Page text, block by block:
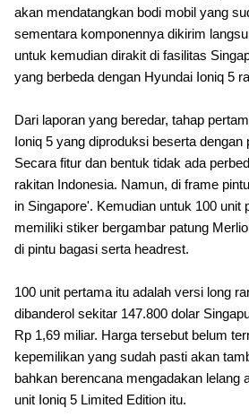
akan mendatangkan bodi mobil yang
sementara komponennya dikirim
untuk kemudian dirakit di fasilitas
yang berbeda dengan Hyundai Ioniq 5
Dari laporan yang beredar, tahap
Ioniq 5 yang diproduksi beserta
Secara fitur dan bentuk tidak ada
rakitan Indonesia. Namun, di frame
in Singapore'. Kemudian untuk 100 unit
memiliki stiker bergambar patung
di pintu bagasi serta headrest.
100 unit pertama itu adalah versi long
dibanderol sekitar 147.800 dolar
Rp 1,69 miliar. Harga tersebut belum
kepemilikan yang sudah pasti akan
bahkan berencana mengadakan lelang
unit Ioniq 5 Limited Edition itu.